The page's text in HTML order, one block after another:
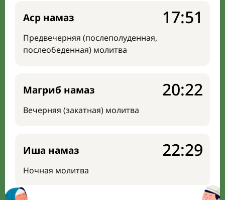
Аср намаз
Предвечерняя (послеполуденная,
послеобеденная) молитва
17:51
Магриб намаз
Вечерняя (закатная) молитва
20:22
Иша намаз
Ночная молитва
22:29